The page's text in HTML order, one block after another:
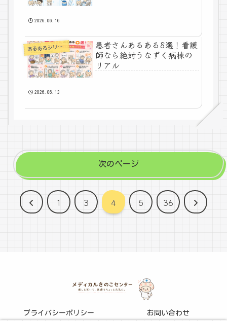
2026.06.16
あ
るあるシリーズ
患者さんあるある8選！看護
師なら絶対うなずく病棟の
リアル
2026.06.13
次のページ
前
1 3 4 5 36
次
プライバシーポリシー お問い合わせ